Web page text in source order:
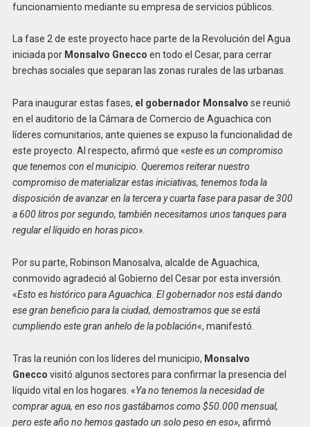
funcionamiento mediante su empresa de servicios públicos.
La fase 2 de este proyecto hace parte de la Revolución del Agua
iniciada por Monsalvo Gnecco en todo el Cesar, para cerrar
brechas sociales que separan las zonas rurales de las urbanas.
Para inaugurar estas fases, el gobernador Monsalvo se reunió
en el auditorio de la Cámara de Comercio de Aguachica con
líderes comunitarios, ante quienes se expuso la funcionalidad de
este proyecto. Al respecto, afirmó que «este es un compromiso
que tenemos con el municipio. Queremos reiterar nuestro
compromiso de materializar estas iniciativas, tenemos toda la
disposición de avanzar en la tercera y cuarta fase para pasar de 300
a 600 litros por segundo, también necesitamos unos tanques para
regular el líquido en horas pico».
Por su parte, Robinson Manosalva, alcalde de Aguachica,
conmovido agradeció al Gobierno del Cesar por esta inversión.
«Esto es histórico para Aguachica. El gobernador nos está dando
ese gran beneficio para la ciudad, demostramos que se está
cumpliendo este gran anhelo de la población«, manifestó.
Tras la reunión con los líderes del municipio, Monsalvo
Gnecco visitó algunos sectores para confirmar la presencia del
líquido vital en los hogares. «Ya no tenemos la necesidad de
comprar agua, en eso nos gastábamos como $50.000 mensual,
pero este año no hemos gastado un solo peso en eso», afirmó